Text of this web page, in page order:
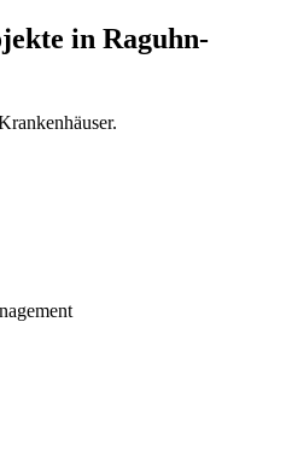
in Raguhn-